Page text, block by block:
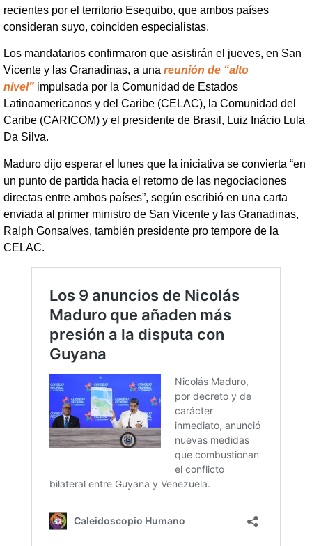
recientes por el territorio Esequibo, que ambos países
consideran suyo, coinciden especialistas.
Los mandatarios confirmaron que asistirán el jueves, en San
Vicente y las Granadinas, a una reunión de “alto
nivel” impulsada por la Comunidad de Estados
Latinoamericanos y del Caribe (CELAC), la Comunidad del
Caribe (CARICOM) y el presidente de Brasil, Luiz Inácio Lula
Da Silva.
Maduro dijo esperar el lunes que la iniciativa se convierta “en
un punto de partida hacia el retorno de las negociaciones
directas entre ambos países”, según escribió en una carta
enviada al primer ministro de San Vicente y las Granadinas,
Ralph Gonsalves, también presidente pro tempore de la
CELAC.